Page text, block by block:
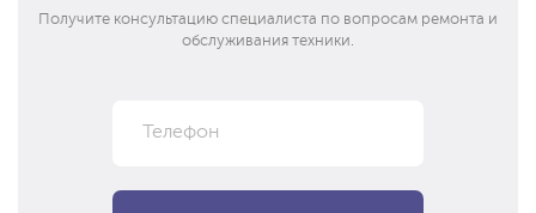
Получите консультацию специалиста по вопросам ремонта и
обслуживания техники.